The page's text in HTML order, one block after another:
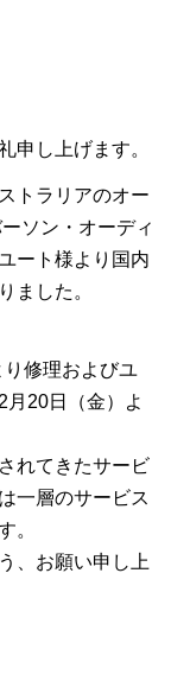
申し上げます。
トラリアのオー
ソン・オーディ
ート様より国内
ました。
修理およびユ
月20日（金）よ
れてきたサービ
一層のサービス
。
、お願い申し上